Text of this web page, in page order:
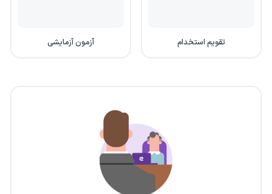
تقویم استخدام آزمون آزمایشی